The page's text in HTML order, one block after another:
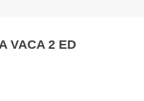
VACA 2 ED